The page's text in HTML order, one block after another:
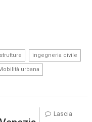
ingegneria civile
urbana
Lascia